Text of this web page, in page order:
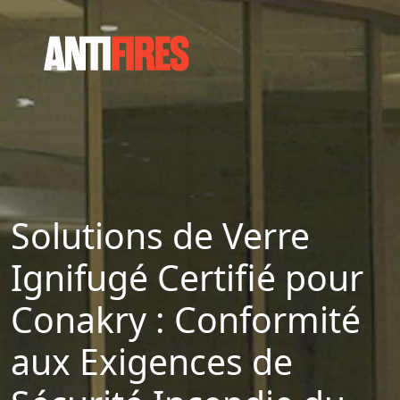
Solutions de Verre
Ignifugé Certifié pour
Conakry : Conformité
aux Exigences de